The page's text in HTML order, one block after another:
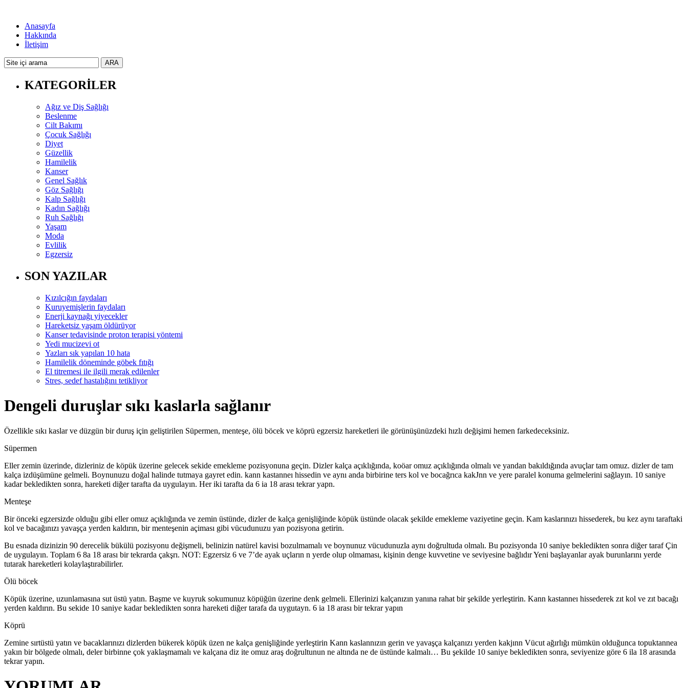
Anasayfa
Hakkında
İletişim
KATEGORİLER
Ağız ve Diş Sağlığı
Beslenme
Cilt Bakımı
Çocuk Sağlığı
Diyet
Güzellik
Hamilelik
Kanser
Genel Sağlık
Göz Sağlığı
Kalp Sağlığı
Kadın Sağlığı
Ruh Sağlığı
Yaşam
Moda
Evlilik
Egzersiz
SON YAZILAR
Kızılcığın faydaları
Kuruyemişlerin faydaları
Enerji kaynağı yiyecekler
Hareketsiz yaşam öldürüyor
Kanser tedavisinde proton terapisi yöntemi
Yedi mucizevi ot
Yazları sık yapılan 10 hata
Hamilelik döneminde göbek fıtığı
El titremesi ile ilgili merak edilenler
Stres, sedef hastalığını tetikliyor
Dengeli duruşlar sıkı kaslarla sağlanır
Özellikle sıkı kaslar ve düzgün bir duruş için geliştirilen Süpermen, menteşe, ölü böcek ve köprü egzersiz hareketleri ile görünüşünüzdeki hızlı değişimi hemen farkedeceksiniz.
Süpermen
Eller zemin üzerinde, dizleriniz de köpük üzerine gelecek sekide emekleme pozisyonuna geçin. Dizler kalça açıklığında, koöar omuz açıklığında olmalı ve yandan bakıldığında avuçlar tam omuz. dizler de tam
kalça izdüşümüne gelmeli. Boynunuzu doğal halinde tutmaya gayret edin. kann kastanneı hissedin ve aynı anda birbirine ters kol ve bocağrıca kakJnn ve yere paralel konuma gelmelerini sağlayın. 10 saniye
kadar bekledikten sonra, hareketi diğer tarafta da uygulayın. Her iki tarafta da 6 ia 18 arası tekrar yapn.
Menteşe
Bir önceki egzersizde olduğu gibi eller omuz açıklığında ve zemin üstünde, dizler de kalça genişliğinde köpük üstünde olacak şekilde emekleme vaziyetine geçin. Kam kaslarınızı hissederek, bu kez aynı taraftaki
kol ve bacağınızı yavaşça yerden kaldırın, bir menteşenin açiması gibi vücudunuzu yan pozisyona getirin.
Bu esnada dizinizin 90 derecelik bükülü pozisyonu değişmeli, belinizin natürel kavisi bozulmamalı ve boynunuz vücudunuzla aynı doğrultuda olmalı. Bu pozisyonda 10 saniye bekledikten sonra diğer taraf Çin
de uygulayın. Toplam 6 8a 18 arası bir tekrarda çakşrı. NOT: Egzersiz 6 ve 7’de ayak uçların n yerde olup olmaması, kişinin denge kuvvetine ve seviyesine bağlıdır Yeni başlayanlar ayak burunlarını yerde
tutarak hareketleri kolaylaştırabilirler.
Ölü böcek
Köpük üzerine, uzunlamasına sut üstü yatın. Başme ve kuyruk sokumunuz köpüğün üzerine denk gelmeli. Ellerinizi kalçanızın yanına rahat bir şekilde yerleştirin. Kann kastanneı hissederek zıt kol ve zıt bacağı
yerden kaldırın. Bu sekide 10 saniye kadar bekledikten sonra hareketi diğer tarafa da uygutayn. 6 ia 18 arası bir tekrar yapın
Köprü
Zemine sırtüstü yatın ve bacaklarınızı dizlerden bükerek köpük üzen ne kalça genişliğinde yerleştirin Kann kaslannızın gerin ve yavaşça kalçanızı yerden kakjınn Vücut ağırlığı mümkün olduğunca topuktannea
yakın bir bölgede olmalı, deler birbinne çok yaklaşmamalı ve kalçana diz ite omuz araş doğrultunun ne altında ne de üstünde kalmalı… Bu şekilde 10 saniye bekledikten sonra, seviyenize göre 6 ila 18 arasında
tekrar yapın.